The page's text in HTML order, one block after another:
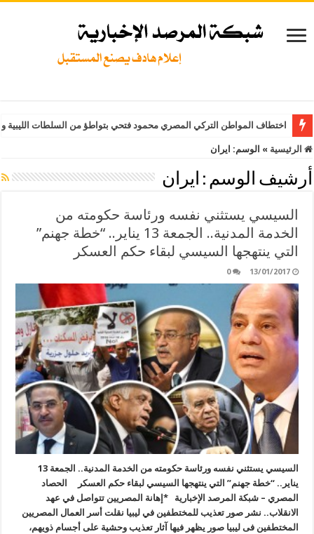
اختطاف المواطن التركي المصري محمود فتحي بتواطؤ من السلطات
الرئيسية » الوسم: ايران
أرشيف الوسم : ايران
السيسي يستثني نفسه ورئاسة حكومته من
الخدمة المدنية.. الجمعة 13 يناير.. “خطة جهنم”
التي ينتهجها السيسي لبقاء حكم العسكر
13/01/2017
0
السيسي يستثني نفسه ورئاسة حكومته من الخدمة المدنية.. الجمعة 13
يناير.. “خطة جهنم” التي ينتهجها السيسي لبقاء حكم العسكر الحصاد
المصري – شبكة المرصد الإخبارية *إهانة المصريين تتواصل في عهد
الانقلاب.. نشر صور تعذيب للمختطفين في ليبيا نقلت أسر العمال المصريين
المختطفين فى ليبيا صور يظهر فيها آثار تعذيب وحشية على أجسام ذويهم،